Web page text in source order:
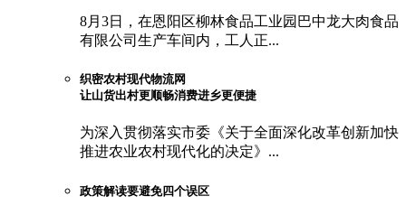
8月3日，在恩阳区柳林食品工业园巴中龙大肉食品
有限公司生产车间内，工人正...
织密农村现代物流网
让山货出村更顺畅消费进乡更便捷
为深入贯彻落实市委《关于全面深化改革创新加快
推进农业农村现代化的决定》...
政策解读要避免四个误区